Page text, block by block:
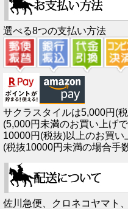
選べる8つの支払い方法
サクラスタイルは5,000円(
(5,000円未満のお買い上げ
10000円(税抜)以上のお買い
(税抜10000円未満の場合手
佐川急便、クロネコヤマト